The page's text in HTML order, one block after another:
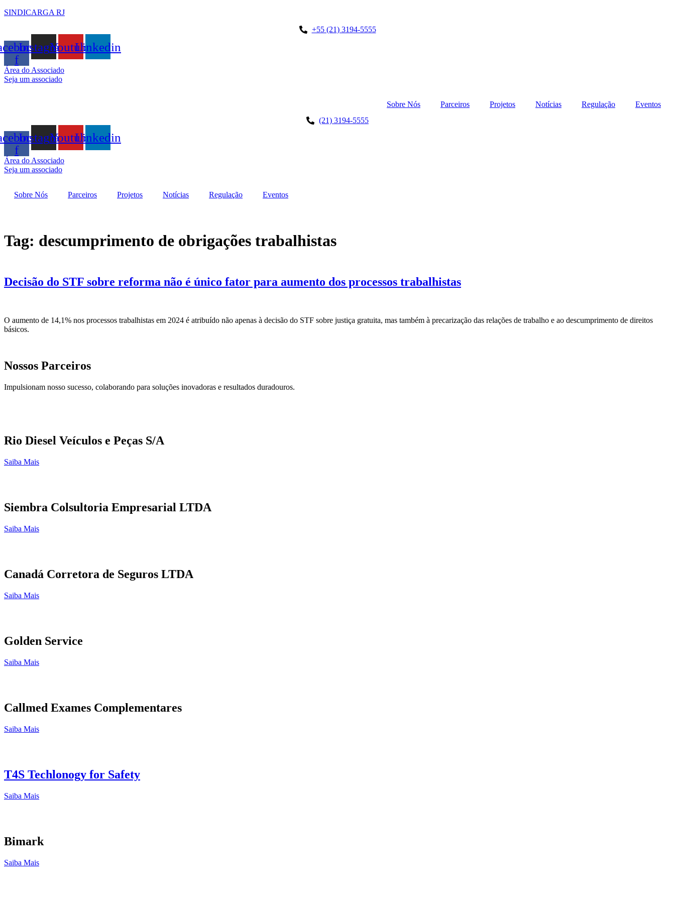
SINDICARGA RJ
+55 (21) 3194-5555
f
InstagramYoutubeLinkedin
Área do Associado
Seja um associado
Sobre Nós Parceiros Projetos Notícias Regulação
Eventos
(21) 3194-5555
f
InstagramYoutubeLinkedin
Área do Associado
Seja um associado
Sobre Nós Parceiros Projetos Notícias Regulação Eventos
Tag: descumprimento de obrigações trabalhistas
Decisão do STF sobre reforma não é único fator para aumento dos processos trabalhistas
O aumento de 14,1% nos processos trabalhistas em 2024 é atribuído não apenas à decisão do STF sobre justiça gratuita, mas também à precarização das relações de trabalho e ao descumprimento de direitos
básicos.
Nossos Parceiros
Impulsionam nosso sucesso, colaborando para soluções inovadoras e resultados duradouros.
Rio Diesel Veículos e Peças S/A
Saiba Mais
Siembra Colsultoria Empresarial LTDA
Saiba Mais
Canadá Corretora de Seguros LTDA
Saiba Mais
Golden Service
Saiba Mais
Callmed Exames Complementares
Saiba Mais
T4S Techlonogy for Safety
Saiba Mais
Bimark
Saiba Mais